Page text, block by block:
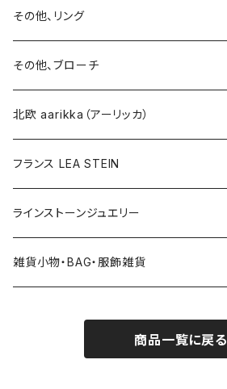
イヤリング
ブローチ
その他
ブローチ
ネックレス
その他、リング
その他、ブローチ
北欧 aarikka（アーリッカ）
フランス LEA STEIN
ラインストーンジュエリー
雑貨小物・BAG・服飾雑貨
ハンドバッグ etc. 服飾雑貨
商品一覧に戻る